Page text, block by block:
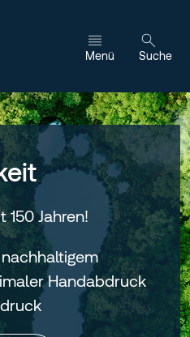
Menü Suche
Jahren!
Handabdruck